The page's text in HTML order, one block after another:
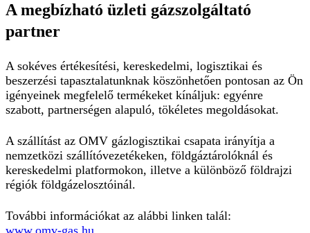
A megbízható üzleti gázszolgáltató
partner
A sokéves értékesítési, kereskedelmi, logisztikai és
beszerzési tapasztalatunknak köszönhetően pontosan az Ön
igényeinek megfelelő termékeket kínáljuk: egyénre
szabott, partnerségen alapuló, tökéletes megoldásokat.
A szállítást az OMV gázlogisztikai csapata irányítja a
nemzetközi szállítóvezetékeken, földgáztárolóknál és
kereskedelmi platformokon, illetve a különböző földrajzi
régiók földgázelosztóinál.
További információkat az alábbi linken talál: